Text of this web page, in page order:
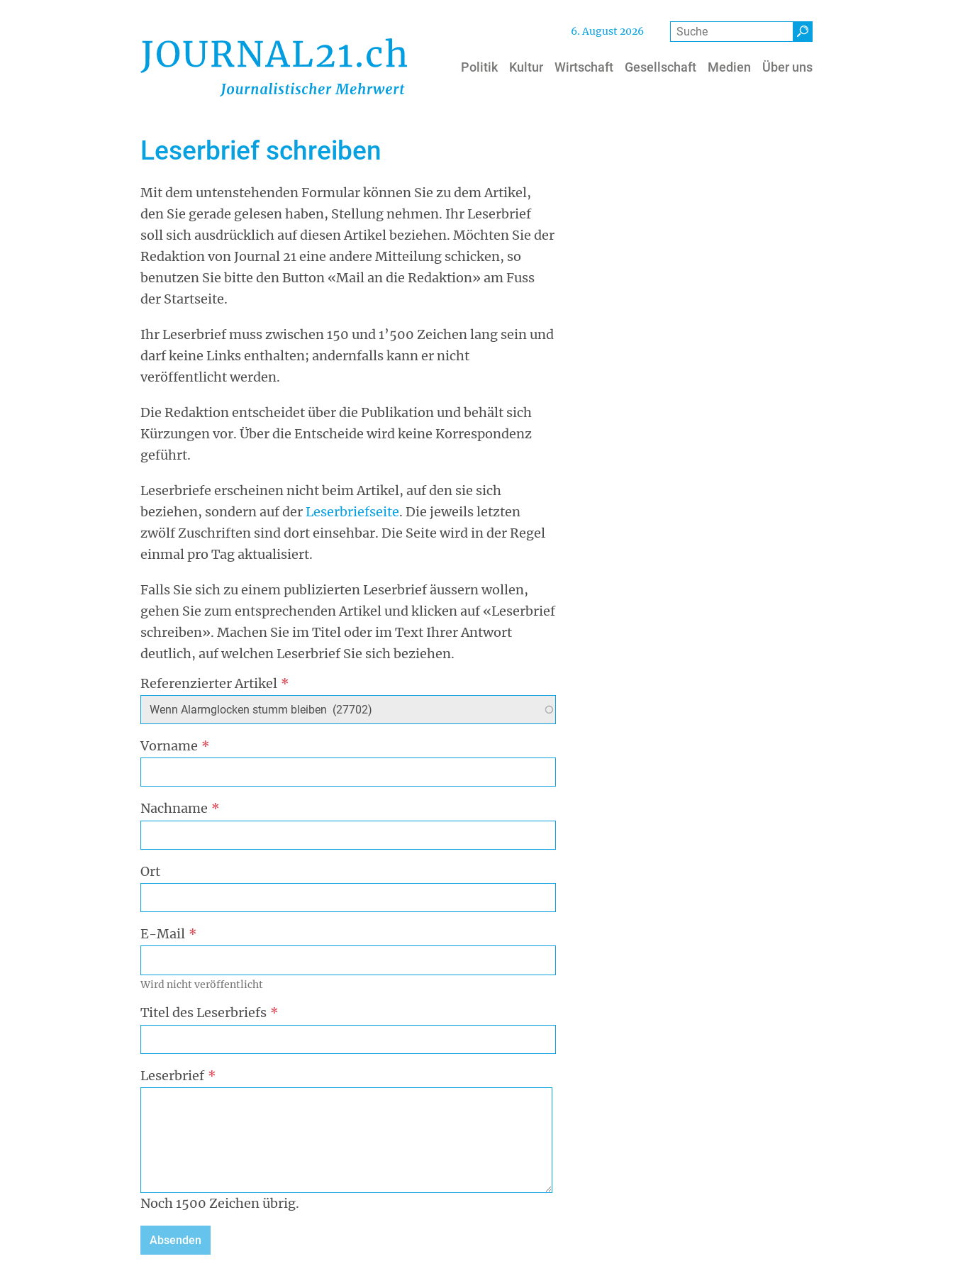
6. August 2026 Suche
Politik Kultur Wirtschaft Gesellschaft Medien Über uns
Leserbrief schreiben
Mit dem untenstehenden Formular können Sie zu dem Artikel,
den Sie gerade gelesen haben, Stellung nehmen. Ihr Leserbrief
soll sich ausdrücklich auf diesen Artikel beziehen. Möchten Sie der
Redaktion von Journal 21 eine andere Mitteilung schicken, so
benutzen Sie bitte den Button «Mail an die Redaktion» am Fuss
der Startseite.
Ihr Leserbrief muss zwischen 150 und 1’500 Zeichen lang sein und
darf keine Links enthalten; andernfalls kann er nicht
veröffentlicht werden.
Die Redaktion entscheidet über die Publikation und behält sich
Kürzungen vor. Über die Entscheide wird keine Korrespondenz
geführt.
Leserbriefe erscheinen nicht beim Artikel, auf den sie sich
beziehen, sondern auf derLeserbriefseite. Die jeweils letzten
zwölf Zuschriften sind dort einsehbar. Die Seite wird in der Regel
einmal pro Tag aktualisiert.
Falls Sie sich zu einem publizierten Leserbrief äussern wollen,
gehen Sie zum entsprechenden Artikel und klicken auf «Leserbrief
schreiben». Machen Sie im Titel oder im Text Ihrer Antwort
deutlich, auf welchen Leserbrief Sie sich beziehen.
Referenzierter Artikel
Vorname
Nachname
Ort
E-Mail
Wird nicht veröffentlicht
Titel des Leserbriefs
Leserbrief
Noch1500 Zeichen übrig.